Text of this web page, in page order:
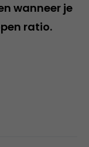
wanneer je
ratio.